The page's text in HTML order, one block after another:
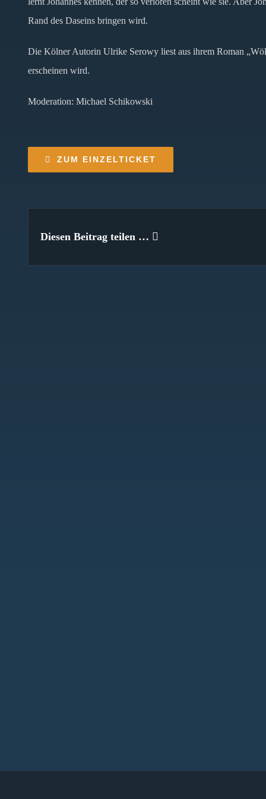
Rand des Daseins bringen wird.
Die Kölner Autorin Ulrike Serowy liest aus ihrem Roman
erscheinen wird.
Moderation: Michael Schikowski
ZUM EINZELTICKET
Diesen Beitrag teilen …